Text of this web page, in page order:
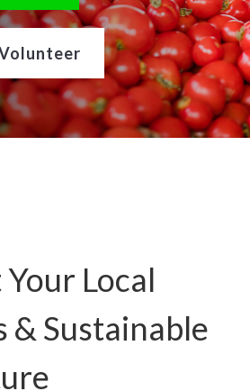
Local
& Sustainable